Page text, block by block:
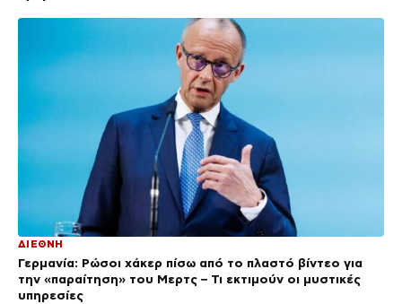
ΔΙΕΘΝΗ
Γερμανία: Ρώσοι χάκερ πίσω από το πλαστό βίντεο για
την «παραίτηση» του Μερτς – Τι εκτιμούν οι μυστικές
υπηρεσίες